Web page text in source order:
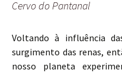
Cervo do Pantanal
Voltando à influência
surgimento das renas,
nosso planeta